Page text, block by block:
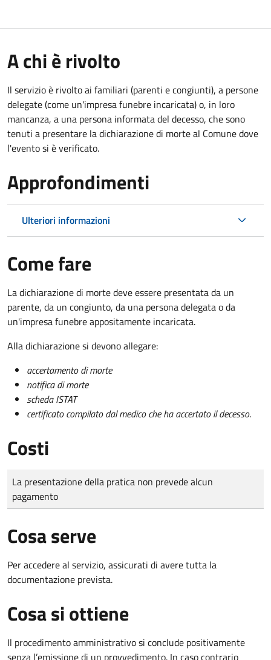
A chi è rivolto
Il servizio è rivolto ai familiari (parenti e congiunti), a persone
delegate (come un'impresa funebre incaricata) o, in loro
mancanza, a una persona informata del decesso, che sono
tenuti a presentare la dichiarazione di morte al Comune dove
l'evento si è verificato.
Approfondimenti
Ulteriori informazioni
Come fare
La dichiarazione di morte deve essere presentata da un
parente, da un congiunto, da una persona delegata o da
un'impresa funebre appositamente incaricata.
Alla dichiarazione si devono allegare:
accertamento di morte
notifica di morte
scheda ISTAT
certificato compilato dal medico che ha accertato il decesso.
Costi
Tipo di pagamento
Importo
La presentazione della pratica non prevede alcun
pagamento
Cosa serve
Per accedere al servizio, assicurati di avere tutta la
documentazione prevista.
Cosa si ottiene
Il procedimento amministrativo si conclude positivamente
senza l’emissione di un provvedimento. In caso contrario